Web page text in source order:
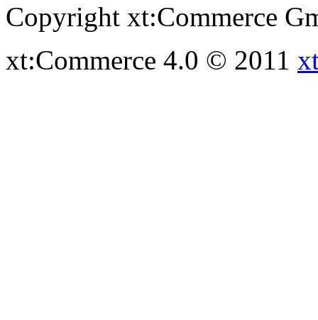
Copyright xt:Commerce
xt:Commerce 4.0 © 2011